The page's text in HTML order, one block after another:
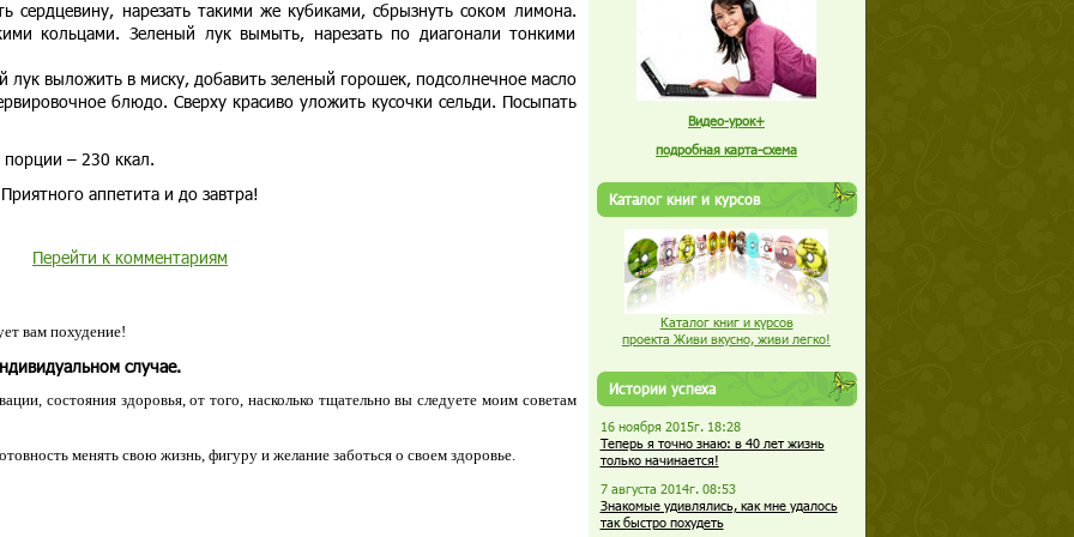
сердцевину, нарезать такими же кубиками, сбрызнуть соком лимона.
кольцами. Зеленый лук вымыть, нарезать по диагонали тонкими
лук выложить в миску, добавить зеленый горошек, подсолнечное масло
блюдо. Сверху красиво уложить кусочки сельди. Посыпать
– 230 ккал.
Приятного аппетита и до завтра!
Перейти к комментариям
вам похудение!
случае.
состояния здоровья, от того, насколько тщательно вы следуете моим советам
менять свою жизнь, фигуру и желание заботься о своем здоровье.
Видео-урок+
подробная карта-схема
Каталог книг и курсов
Каталог книг и курсов
проекта Живи вкусно, живи легко!
Истории успеха
16 ноября 2015г. 18:28
Теперь я точно знаю: в 40 лет жизнь
только начинается!
7 августа 2014г. 08:53
Знакомые удивлялись, как мне удалось
так быстро похудеть